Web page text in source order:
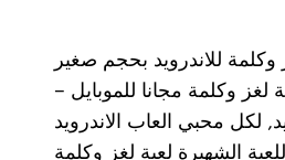
وكلمة للاندرويد بحجم صغير
لغز وكلمة مجانا للموبايل –
لكل محبي العاب الاندرويد
الشهيرة لعبة لغز وكلمة